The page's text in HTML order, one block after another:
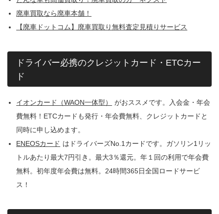
廃車買取なら廃車本舗！
【廃車ドットコム】廃車買取り無料査定見積りサービス
ドライバー必携のクレジットカード・ETCカー
ド
イオンカード（WAON一体型）
がおススメです。入会金・年会
費無料！ETCカードも発行・年会費無料、クレジットカードと
同時に申し込めます。
ENEOSカード はドライバーズNo.1カードです。ガソリン1リッ
トルあたり最大7円引き。最大3％還元。年１回の利用で年会費
無料。初年度年会費は無料。24時間365日全国ロードサービ
ス！